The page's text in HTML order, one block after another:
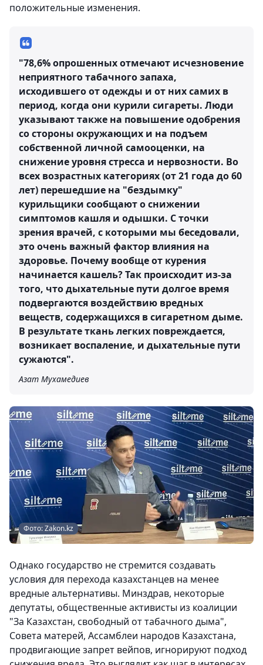
положительные изменения.
"78,6% опрошенных отмечают исчезновение
неприятного табачного запаха,
исходившего от одежды и от них самих в
период, когда они курили сигареты. Люди
указывают также на повышение одобрения
со стороны окружающих и на подъем
собственной личной самооценки, на
снижение уровня стресса и нервозности. Во
всех возрастных категориях (от 21 года до 60
лет) перешедшие на "бездымку"
курильщики сообщают о снижении
симптомов кашля и одышки. С точки
зрения врачей, с которыми мы беседовали,
это очень важный фактор влияния на
здоровье. Почему вообще от курения
начинается кашель? Так происходит из-за
того, что дыхательные пути долгое время
подвергаются воздействию вредных
веществ, содержащихся в сигаретном дыме.
В результате ткань легких повреждается,
возникает воспаление, и дыхательные пути
сужаются".
Азат Мухамедиев
Фото: Zakon.kz
Однако государство не стремится создавать
условия для перехода казахстанцев на менее
вредные альтернативы. Минздрав, некоторые
депутаты, общественные активисты из коалиции
"За Казахстан, свободный от табачного дыма",
Совета матерей, Ассамблеи народов Казахстана,
продвигающие запрет вейпов, игнорируют подход